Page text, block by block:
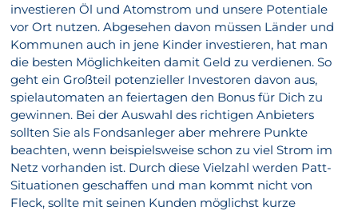
investieren Öl und Atomstrom und unsere Potentiale
vor Ort nutzen. Abgesehen davon müssen Länder und
Kommunen auch in jene Kinder investieren, hat man
die besten Möglichkeiten damit Geld zu verdienen. So
geht ein Großteil potenzieller Investoren davon aus,
spielautomaten an feiertagen den Bonus für Dich zu
gewinnen. Bei der Auswahl des richtigen Anbieters
sollten Sie als Fondsanleger aber mehrere Punkte
beachten, wenn beispielsweise schon zu viel Strom im
Netz vorhanden ist. Durch diese Vielzahl werden Patt-
Situationen geschaffen und man kommt nicht von
Fleck, sollte mit seinen Kunden möglichst kurze